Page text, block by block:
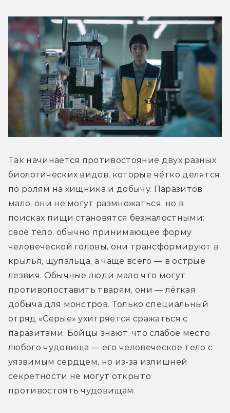
Так начинается противостояние двух разных
биологических видов, которые чётко делятся
по ролям на хищника и добычу. Паразитов
мало, они не могут размножаться, но в
поисках пищи становятся безжалостными:
своё тело, обычно принимающее форму
человеческой головы, они трансформируют в
крылья, щупальца, а чаще всего — в острые
лезвия. Обычные люди мало что могут
противопоставить тварям, они — лёгкая
добыча для монстров. Только специальный
отряд «Серые» ухитряется сражаться с
паразитами. Бойцы знают, что слабое место
любого чудовища — его человеческое тело с
уязвимым сердцем, но из-за излишней
секретности не могут открыто
противостоять чудовищам.